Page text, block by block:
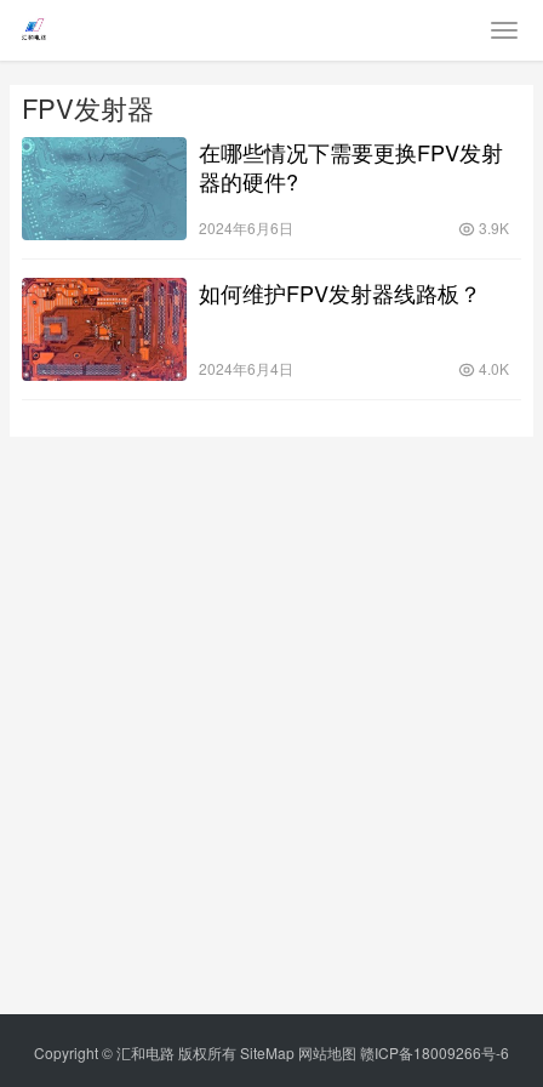
FPV发射器
在哪些情况下需要更换FPV发射
器的硬件?
2024年6月6日 3.9K
如何维护FPV发射器线路板？
2024年6月4日 4.0K
Copyright © 汇和电路 版权所有SiteMap 网站地图 赣ICP备18009266号-6